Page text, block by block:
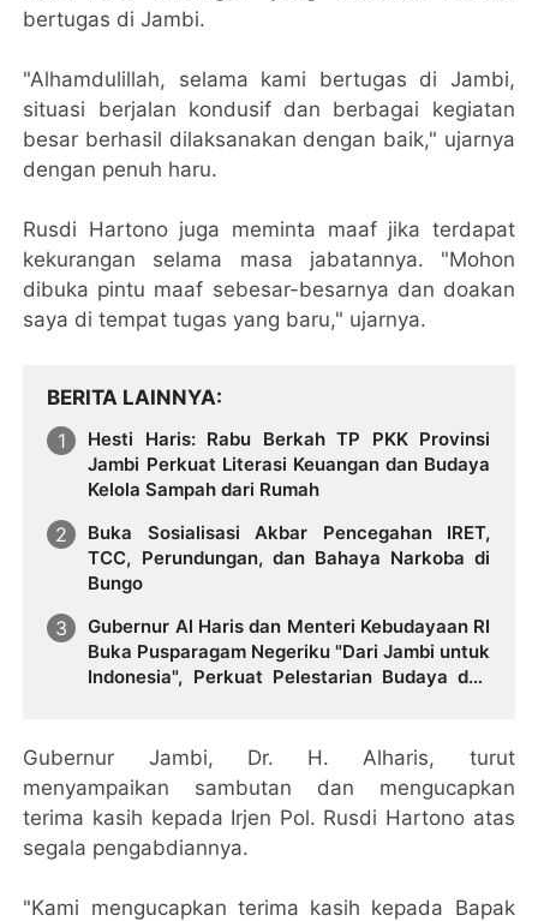
bertugas di Jambi.
"Alhamdulillah, selama kami bertugas di Jambi,
situasi berjalan kondusif dan berbagai kegiatan
besar berhasil dilaksanakan dengan baik," ujarnya
dengan penuh haru.
Rusdi Hartono juga meminta maaf jika terdapat
kekurangan selama masa jabatannya. "Mohon
dibuka pintu maaf sebesar-besarnya dan doakan
saya di tempat tugas yang baru," ujarnya.
BERITA LAINNYA
Hesti Haris: Rabu Berkah TP PKK Provinsi
Jambi Perkuat Literasi Keuangan dan Budaya
Kelola Sampah dari Rumah
Buka Sosialisasi Akbar Pencegahan IRET,
TCC, Perundungan, dan Bahaya Narkoba di
Bungo
Gubernur Al Haris dan Menteri Kebudayaan RI
Buka Pusparagam Negeriku "Dari Jambi untuk
Indonesia", Perkuat Pelestarian Budaya dan
Gubernur Jambi, Dr. H. Alharis, turut
menyampaikan sambutan dan mengucapkan
terima kasih kepada Irjen Pol. Rusdi Hartono atas
segala pengabdiannya.
"Kami mengucapkan terima kasih kepada Bapak